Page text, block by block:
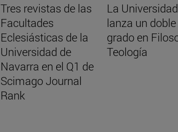
Tres revistas de las
Facultades
Eclesiásticas de la
Universidad de
Navarra en el Q1 de
Scimago Journal
Rank
La Universidad
lanza un doble
grado en
Teología